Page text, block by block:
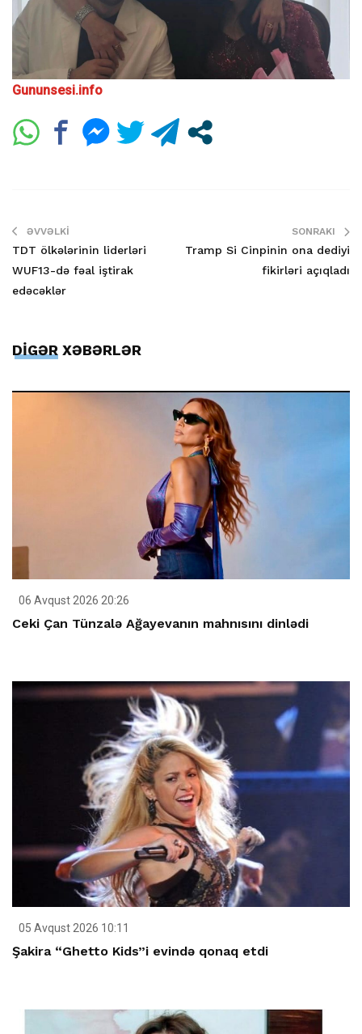
Gununsesi.info
ƏVVƏLKI
TDT ölkələrinin liderləri
WUF13-də fəal iştirak
edəcəklər
SONRAKI
Tramp Si Cinpinin ona dediyi
fikirləri açıqladı
DİGƏR XƏBƏRLƏR
06 Avqust 2026 20:26
Ceki Çan Tünzalə Ağayevanın mahnısını dinlədi
05 Avqust 2026 10:11
Şakira “Ghetto Kids”i evində qonaq etdi